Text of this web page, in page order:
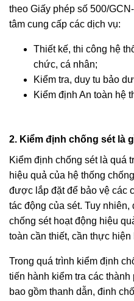
theo Giấy phép số 500/
tâm cung cấp các dịch vụ:
Thiết kế, thi công hệ
chức, cá nhân;
Kiểm tra, duy tu bảo
Kiểm định An toàn hệ
2. Kiểm định chống sét là
Kiểm định chống sét là quá
hiệu quả của hệ thống
được lắp đặt để bảo vệ các
tác động của sét. Tuy nhiên,
chống sét hoạt động hiệu
toàn cần thiết, cần thực hiện
Trong quá trình kiểm định
tiến hành kiểm tra các
bao gồm thanh dẫn, đinh